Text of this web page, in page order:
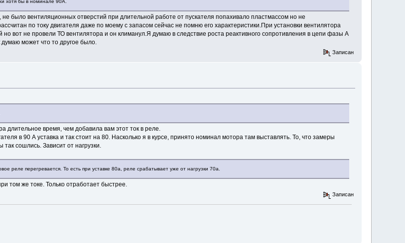
было вентиляционных отверстий при длительной работе от пускателя попахивало пластмассом но не
по току двигателя даже по моему с запасом сейчас не помню его характеристики.При установки вентилятора
но вот не провели ТО вентилятора и он климанул.Я думаю в следствие роста реактивного сопротивления в цепи фазы А
может что то другое было.
Записан
длительное время, чем добавила вам этот ток в реле.
в 90 А уставка и так стоит на 80. Насколько я в курсе, принято номинал мотора там выставлять. То, что замеры
сошлись. Зависит от нагрузки.
реле перегревается. То есть при уставке 80а, реле срабатывает уже от нагрузки 70а.
том же токе. Только отработает быстрее.
Записан